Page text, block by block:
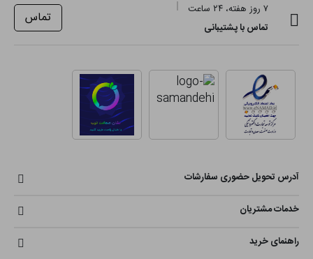
۷ روز هفته، ۲۴ ساعت
تماس با پشتیبانی
تماس
آدرس تحویل حضوری سفارشات
خدمات مشتریان
راهنمای خرید